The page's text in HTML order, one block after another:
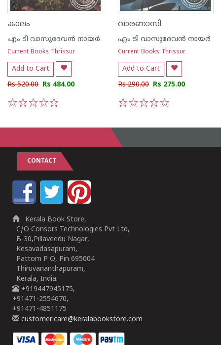
കാലം
എം ടി വാസുദേവന്‍ നായര്‍
Current Books Thrissur
Add to Cart
Rs 520.00 Rs 484.00
വാരണാസി
എം ടി വാസുദേവന്‍ നായര്‍
Current Books Thrissur
Add to Cart
Rs 290.00 Rs 275.00
CONTACT
Kerala Book Store,
C/O Consors Technologies Pvt Ltd,
B-30,Pillaveedu Nagar,
Kesavadasapuram,
Pattom P O, Pin 695004
Thiruvananthapuram,
Kerala, India.
+919447945175,
+91471-2554670,
+91471-4851175
customer.care@keralabookstore.com